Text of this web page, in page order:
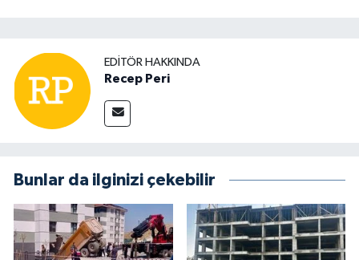
EDITÖR HAKKINDA
Recep Peri
Bunlar da ilginizi çekebilir